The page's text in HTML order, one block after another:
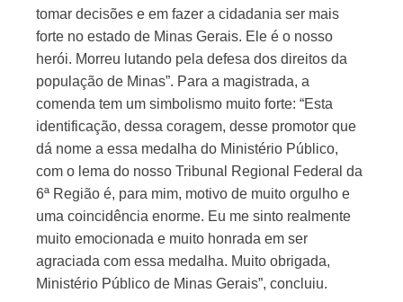
tomar decisões e em fazer a cidadania ser mais
forte no estado de Minas Gerais. Ele é o nosso
herói. Morreu lutando pela defesa dos direitos da
população de Minas”. Para a magistrada, a
comenda tem um simbolismo muito forte: “Esta
identificação, dessa coragem, desse promotor que
dá nome a essa medalha do Ministério Público,
com o lema do nosso Tribunal Regional Federal da
6ª Região é, para mim, motivo de muito orgulho e
uma coincidência enorme. Eu me sinto realmente
muito emocionada e muito honrada em ser
agraciada com essa medalha. Muito obrigada,
Ministério Público de Minas Gerais”, concluiu.